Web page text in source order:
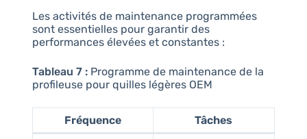
Les activités de maintenance programmées
sont essentielles pour garantir des
performances élevées et constantes :
Tableau 7 :Programme de maintenance de la
profileuse pour quilles légères OEM
Fréquence Tâches